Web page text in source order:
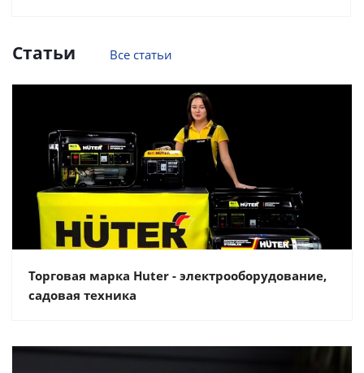
Статьи Все статьи
Торговая марка Huter - электрооборудование,
садовая техника